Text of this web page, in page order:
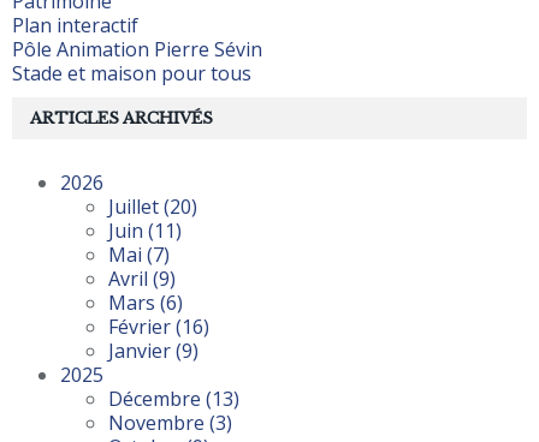
Plan interactif
Pôle Animation Pierre Sévin
Stade et maison pour tous
ARTICLES ARCHIVÉS
2026
Juillet(20)
Juin (11)
Mai (7)
Avril (9)
Mars (6)
Février(16)
Janvier(9)
2025
Décembre (13)
Novembre (3)